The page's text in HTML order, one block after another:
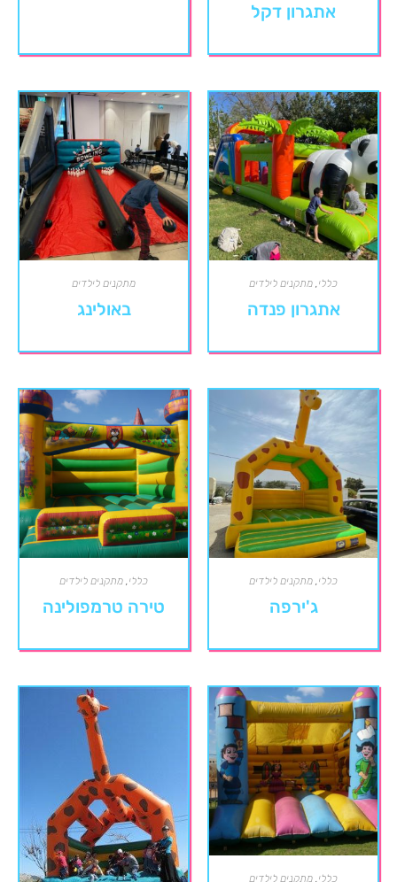
אתגרון דקל
כללי, מתקנים לילדים
אתגרון פנדה
מתקנים לילדים
באולינג
כללי, מתקנים לילדים
ג'ירפה
כללי, מתקנים לילדים
טירה טרמפולינה
כללי, מתקנים לילדים